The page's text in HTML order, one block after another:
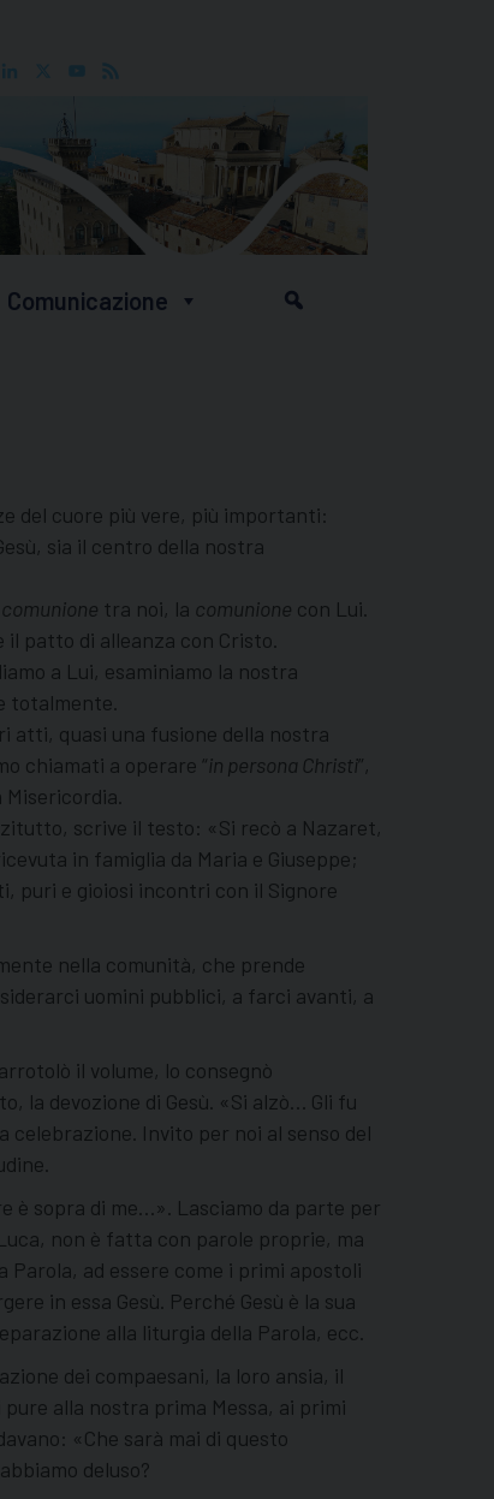
Instagram
LinkedIn YouTube
Comunicazione
del cuore più vere, più importanti:
sia il centro della nostra
comunione tra noi, la comunione con Lui.
patto di alleanza con Cristo.
a Lui, esaminiamo la nostra
totalmente.
atti, quasi una fusione della nostra
chiamati a operare “in persona Christi”,
scrive il testo: «Si recò a Nazaret,
in famiglia da Maria e Giuseppe;
puri e gioiosi incontri con il Signore
nella comunità, che prende
uomini pubblici, a farci avanti, a
il volume, lo consegnò
la devozione di Gesù. «Si alzò… Gli fu
Invito per noi al senso del
è sopra di me…». Lasciamo da parte per
non è fatta con parole proprie, ma
Parola, ad essere come i primi apostoli
in essa Gesù. Perché Gesù è la sua
alla liturgia della Parola, ecc.
dei compaesani, la loro ansia, il
alla nostra prima Messa, ai primi
«Che sarà mai di questo
deluso?